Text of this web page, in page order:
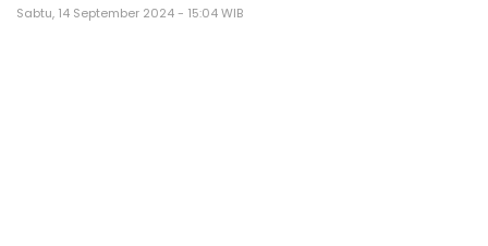
Sabtu, 14 September 2024 - 15:04 WIB